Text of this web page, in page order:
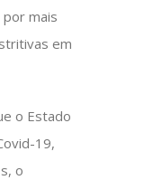
mais
em
o Estado
19,
o